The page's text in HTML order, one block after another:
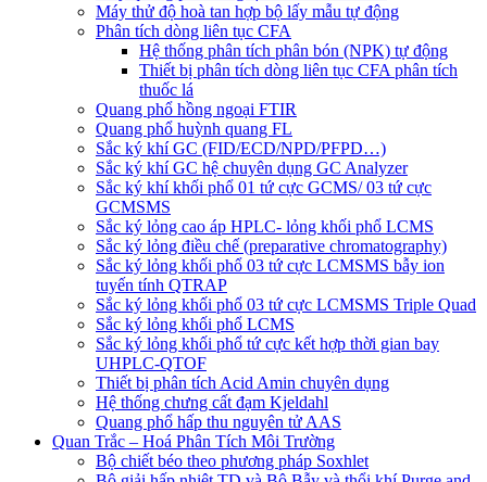
Máy thử độ hoà tan hợp bộ lấy mẫu tự động
Phân tích dòng liên tục CFA
Hệ thống phân tích phân bón (NPK) tự động
Thiết bị phân tích dòng liên tục CFA phân tích
thuốc lá
Quang phổ hồng ngoại FTIR
Quang phổ huỳnh quang FL
Sắc ký khí GC (FID/ECD/NPD/PFPD…)
Sắc ký khí GC hệ chuyên dụng GC Analyzer
Sắc ký khí khối phổ 01 tứ cực GCMS/ 03 tứ cực
GCMSMS
Sắc ký lỏng cao áp HPLC- lỏng khối phổ LCMS
Sắc ký lỏng điều chế (preparative chromatography)
Sắc ký lỏng khối phổ 03 tứ cực LCMSMS bẫy ion
tuyến tính QTRAP
Sắc ký lỏng khối phổ 03 tứ cực LCMSMS Triple Quad
Sắc ký lỏng khối phổ LCMS
Sắc ký lỏng khối phổ tứ cực kết hợp thời gian bay
UHPLC-QTOF
Thiết bị phân tích Acid Amin chuyên dụng
Hệ thống chưng cất đạm Kjeldahl
Quang phổ hấp thu nguyên tử AAS
Quan Trắc – Hoá Phân Tích Môi Trường
Bộ chiết béo theo phương pháp Soxhlet